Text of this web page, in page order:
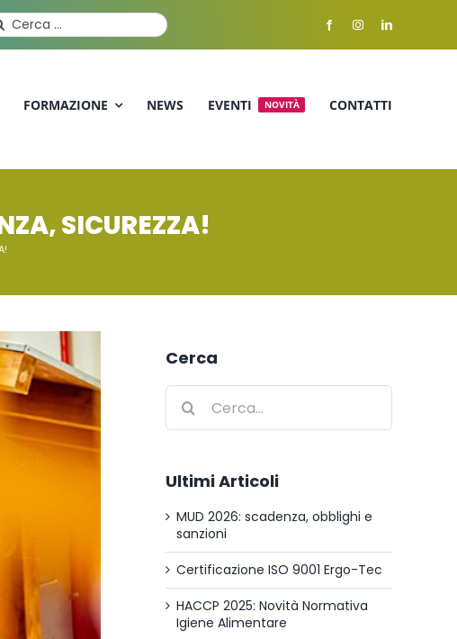
FORMAZIONE NEWS EVENTI NOVITÀ CONTATTI
SICUREZZA!
Cerca
Cerca
per:
Ultimi Articoli
MUD 2026: scadenza, obblighi e
sanzioni
Certificazione ISO 9001 Ergo-Tec
HACCP 2025: Novità Normativa
Igiene Alimentare